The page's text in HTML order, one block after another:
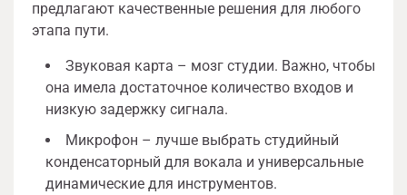
предлагают качественные решения для любого
этапа пути.
Звуковая карта – мозг студии. Важно, чтобы
она имела достаточное количество входов и
низкую задержку сигнала.
Микрофон – лучше выбрать студийный
конденсаторный для вокала и универсальные
динамические для инструментов.